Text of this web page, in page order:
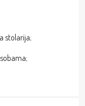
stolarija;